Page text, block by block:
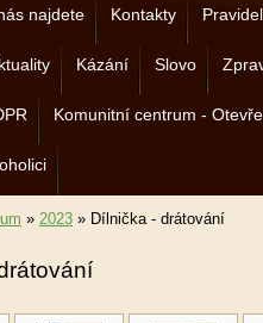
najdete Kontakty
Kázání Slovo
Komunitní centrum -
» 2023 » Dílnička - drátování